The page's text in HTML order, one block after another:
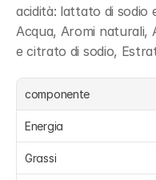
acidità: lattato di sodio
Acqua, Aromi naturali,
e citrato di sodio,
componente
Energia
Grassi